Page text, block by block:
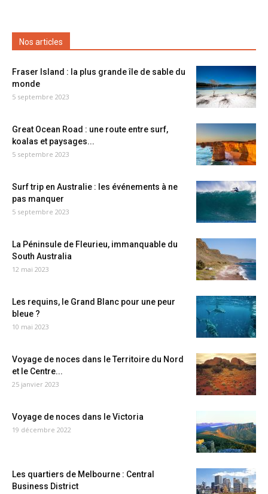
Nos articles
Fraser Island : la plus grande île de sable du
monde
5 septembre 2023
Great Ocean Road : une route entre surf,
koalas et paysages...
5 septembre 2023
Surf trip en Australie : les événements à ne
pas manquer
5 septembre 2023
La Péninsule de Fleurieu, immanquable du
South Australia
12 mai 2023
Les requins, le Grand Blanc pour une peur
bleue ?
10 mai 2023
Voyage de noces dans le Territoire du Nord
et le Centre...
25 janvier 2023
Voyage de noces dans le Victoria
19 décembre 2022
Les quartiers de Melbourne : Central
Business District